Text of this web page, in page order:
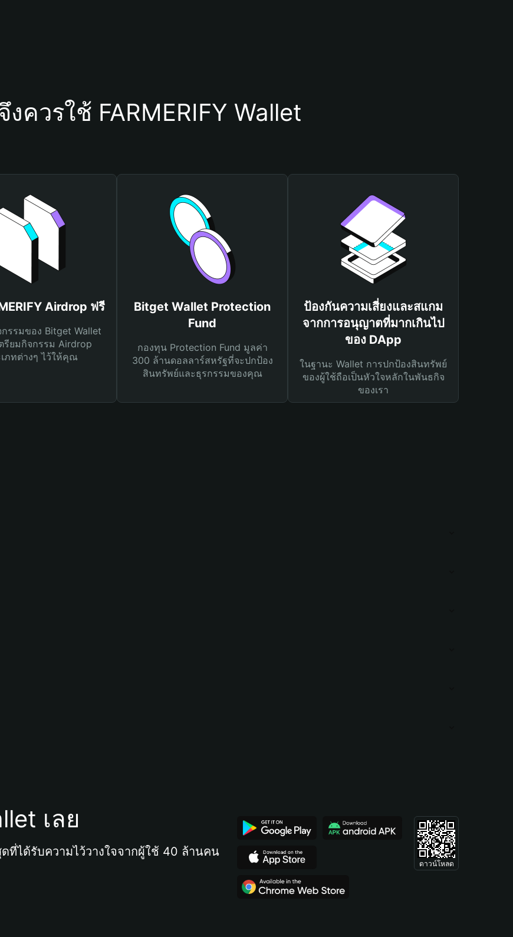
งควรใช้ FARMERIFY Wallet
Airdrop ฟรี
รรมของ Bitget Wallet
ตรียมกิจกรรม Airdrop
ภทต่างๆ ไว้ให้คุณ
Bitget Wallet Protection
Fund
กองทุน Protection Fund มูลค่า
300 ล้านดอลลาร์สหรัฐที่จะปกป้อง
สินทรัพย์และธุรกรรมของคุณ
ป้องกันความเสี่ยงและสแกม
จากการอนุญาตที่มากเกินไป
ของ DApp
ในฐานะ Wallet การปกป้องสินทรัพย์
ของผู้ใช้ถือเป็นหัวใจหลักในพันธกิจ
ของเรา
เลย
ได้รับความไว้วางใจจากผู้ใช้ 40 ล้านคน
ดาวน์โหลด